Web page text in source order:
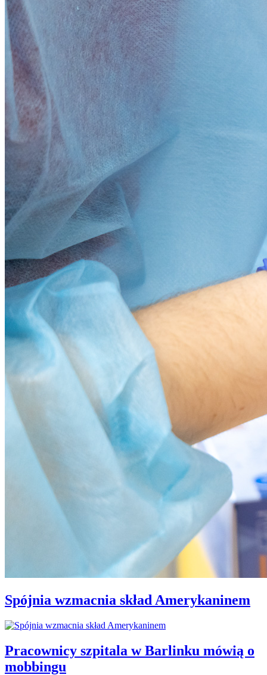
Spójnia wzmacnia skład Amerykaninem
Pracownicy szpitala w Barlinku mówią o
mobbingu